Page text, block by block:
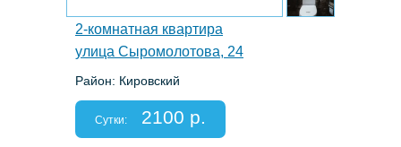
2-комнатная квартира
улица Сыромолотова, 24
Район: Кировский
Спальных мест: 2+2
Отчетные документы: есть
Сутки: 2100 р.